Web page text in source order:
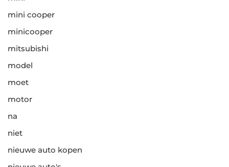
mini cooper
minicooper
mitsubishi
model
moet
motor
na
niet
nieuwe auto kopen